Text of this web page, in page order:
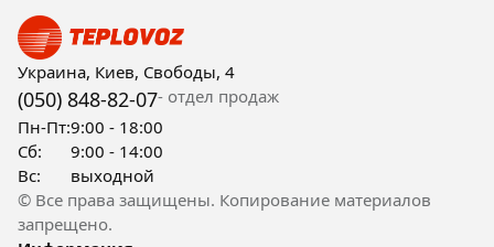
Украина, Киев, Свободы, 4
(050) 848-82-07- отдел продаж
Пн-Пт:9:00 - 18:00
Сб:
9:00 - 14:00
Вс:
выходной
© Все права защищены. Копирование материалов
запрещено.